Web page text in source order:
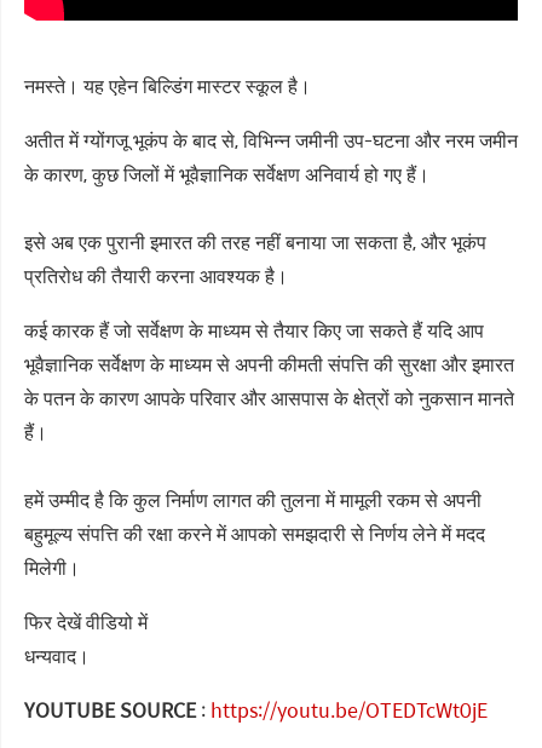
नमस्ते। यह एहेन बिल्डिंग मास्टर स्कूल है।
अतीत में ग्योंगजू भूकंप के बाद से, विभिन्न जमीनी उप-घटना और नरम जमीन
के कारण, कुछ जिलों में भूवैज्ञानिक सर्वेक्षण अनिवार्य हो गए हैं।
इसे अब एक पुरानी इमारत की तरह नहीं बनाया जा सकता है, और भूकंप
प्रतिरोध की तैयारी करना आवश्यक है।
कई कारक हैं जो सर्वेक्षण के माध्यम से तैयार किए जा सकते हैं यदि आप
भूवैज्ञानिक सर्वेक्षण के माध्यम से अपनी कीमती संपत्ति की सुरक्षा और इमारत
के पतन के कारण आपके परिवार और आसपास के क्षेत्रों को नुकसान मानते
हैं।
हमें उम्मीद है कि कुल निर्माण लागत की तुलना में मामूली रकम से अपनी
बहुमूल्य संपत्ति की रक्षा करने में आपको समझदारी से निर्णय लेने में मदद
मिलेगी।
फिर देखें वीडियो में
धन्यवाद।
YOUTUBE SOURCE: https://youtu.be/OTEDTcWt0jE